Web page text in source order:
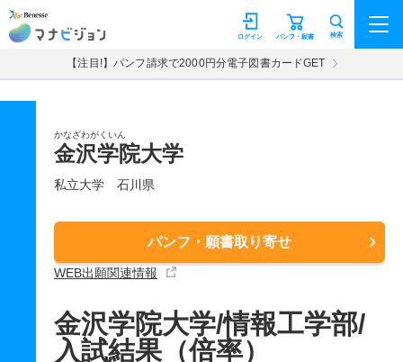
マナビジョン パンフ・願書
ログイン 検索
【注目!】パンフ請求で2000円分電子図書カードGET
かなざわがくいん
金沢学院大学
私立大学 石川県
パンフ・願書取り寄せ
WEB出願関連情報
金沢学院大学/情報工学部/
入試結果（倍率）